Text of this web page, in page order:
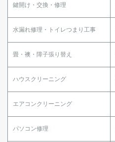
鍵開け・交換・修理
水漏れ修理・トイレつまり工事
畳・襖・障子張り替え
ハウスクリーニング
エアコンクリーニング
パソコン修理